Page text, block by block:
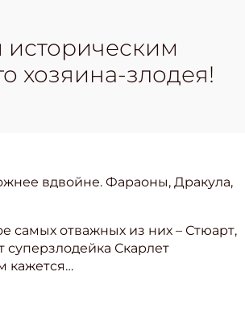
хозяина-злодея!
вдвойне. Фараоны, Дракула,
самых отважных из них – Стюарт,
Скарлет
кажется…